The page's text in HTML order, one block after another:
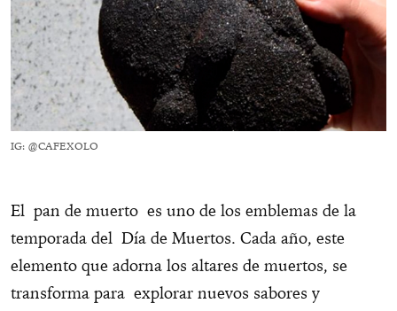
IG: @CAFEXOLO
El pan de muerto es uno de los emblemas de la
temporada del Día de Muertos. Cada año, este
elemento que adorna los altares de muertos, se
transforma para explorar nuevos sabores y